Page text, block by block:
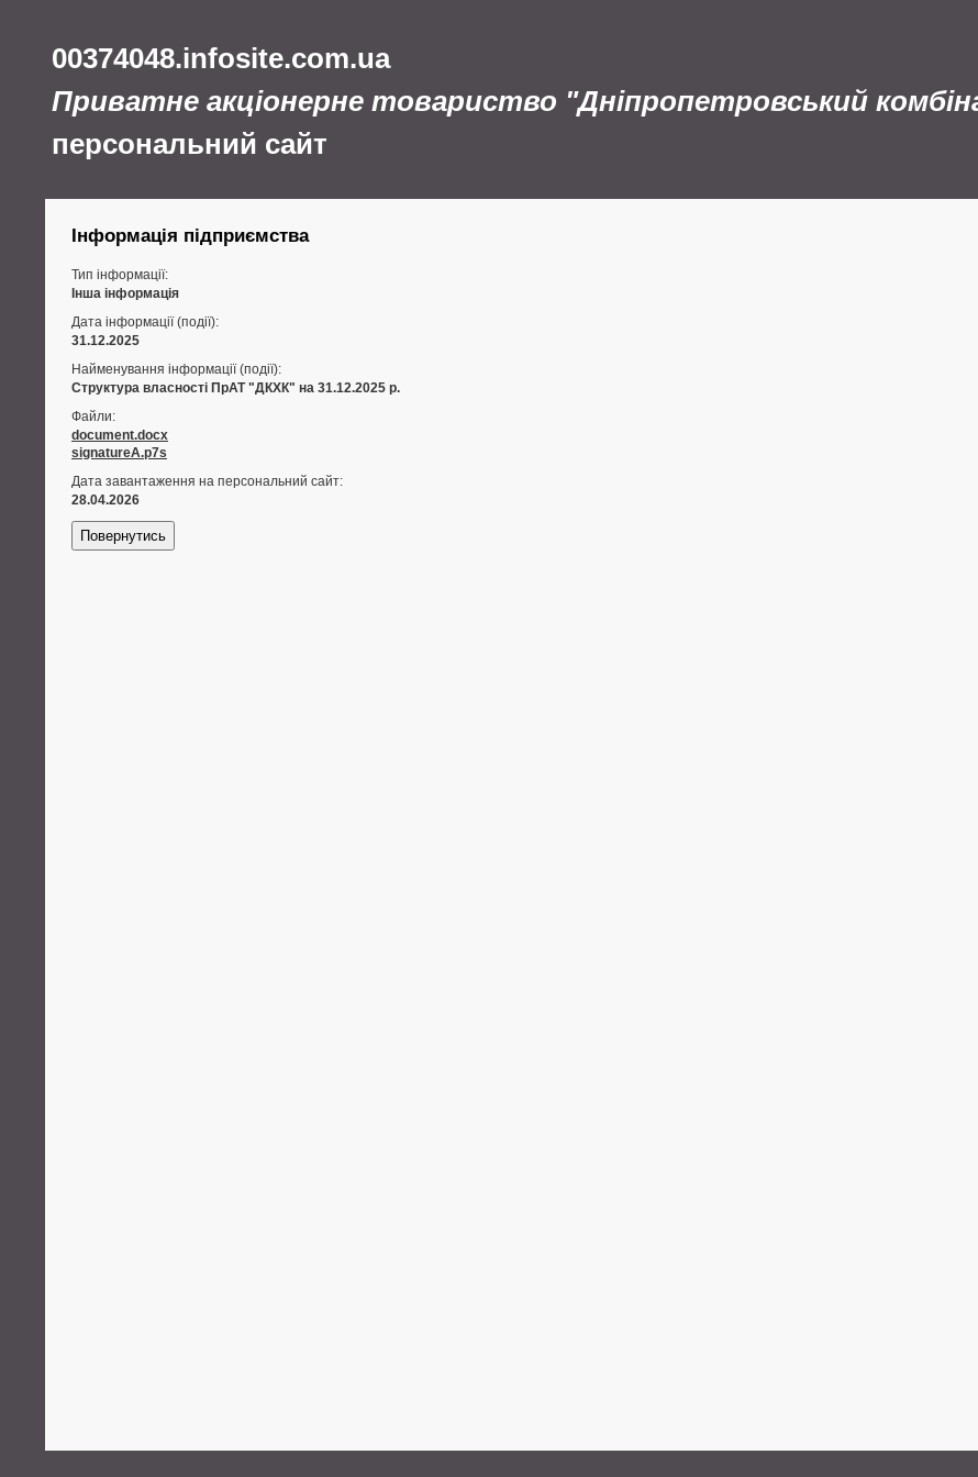
00374048.infosite.com.ua
Приватне акціонерне товариство "Дніпропетровський
персональний сайт
Інформація підприємства
Тип інформації:
Інша інформація
Дата інформації (події):
31.12.2025
Найменування інформації (події):
Структура власності ПрАТ "ДКХК" на 31.12.2025 р.
Файли:
document.docx
signatureA.p7s
Дата завантаження на персональний сайт:
28.04.2026
Повернутись